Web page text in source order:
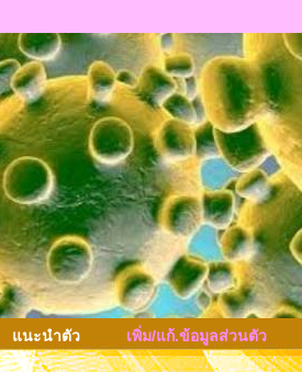
แนะนำตัว เพิ่ม/แก้.ข้อมูลส่วนตัว